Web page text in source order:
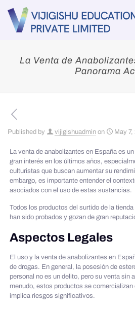
La Venta de
Panorama
Published by vijigishuadmin on May 7,
La venta de anabolizantes en España es
gran interés en los últimos años,
culturistas que buscan aumentar su
embargo, es importante entender el
asociados con el uso de estas sustancias.
Todos los productos del surtido de la tienda
han sido probados y gozan de gran
Aspectos Legales
El uso y la venta de anabolizantes en
de drogas. En general, la posesión de
personal no es un delito, pero su venta sin
menudo, estos productos se comercializan
implica riesgos significativos.